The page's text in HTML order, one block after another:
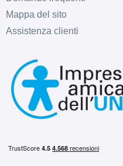
Mappa del sito
Assistenza clienti